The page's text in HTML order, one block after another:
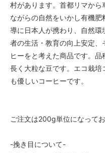
村があります。首都リマか
ながらの自然をいかし有機
導に日本人が携わり、自然
者の生活・教育の向上安定
ヒーをと考えた商品です。
長く大粒な豆です。エコ栽
も優しいコーヒーです。
ご注文は200g単位になってお
-挽き目について-